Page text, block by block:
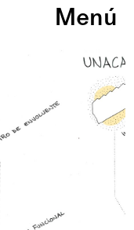
Menú